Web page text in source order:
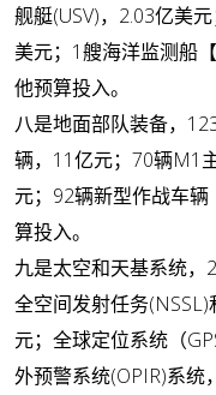
舰艇(USV)，2.03亿美
美元；1艘海洋监测船
他预算投入。
八是地面部队装备，
辆，11亿元；70辆M1
元；92辆新型作战车辆
算投入。
九是太空和天基系统，
全空间发射任务
元；全球定位系统（
外预警系统(OPIR)系统